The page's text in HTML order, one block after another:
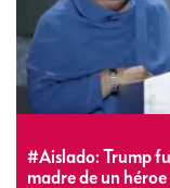
#Aislado: Trump
madre de un héroe